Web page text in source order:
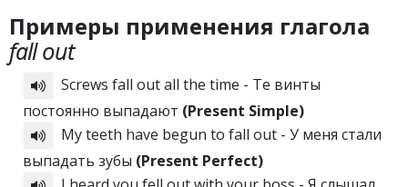
Примеры применения глагола
fall out
Screws fall out all the time - Те винты
постоянно выпадают (Present Simple)
My teeth have begun to fall out - У меня стали
выпадать зубы (Present Perfect)